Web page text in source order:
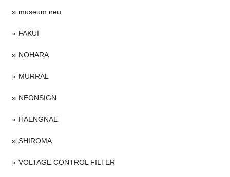
museum neu
FAKUI
NOHARA
MURRAL
NEONSIGN
HAENGNAE
SHIROMA
VOLTAGE CONTROL FILTER